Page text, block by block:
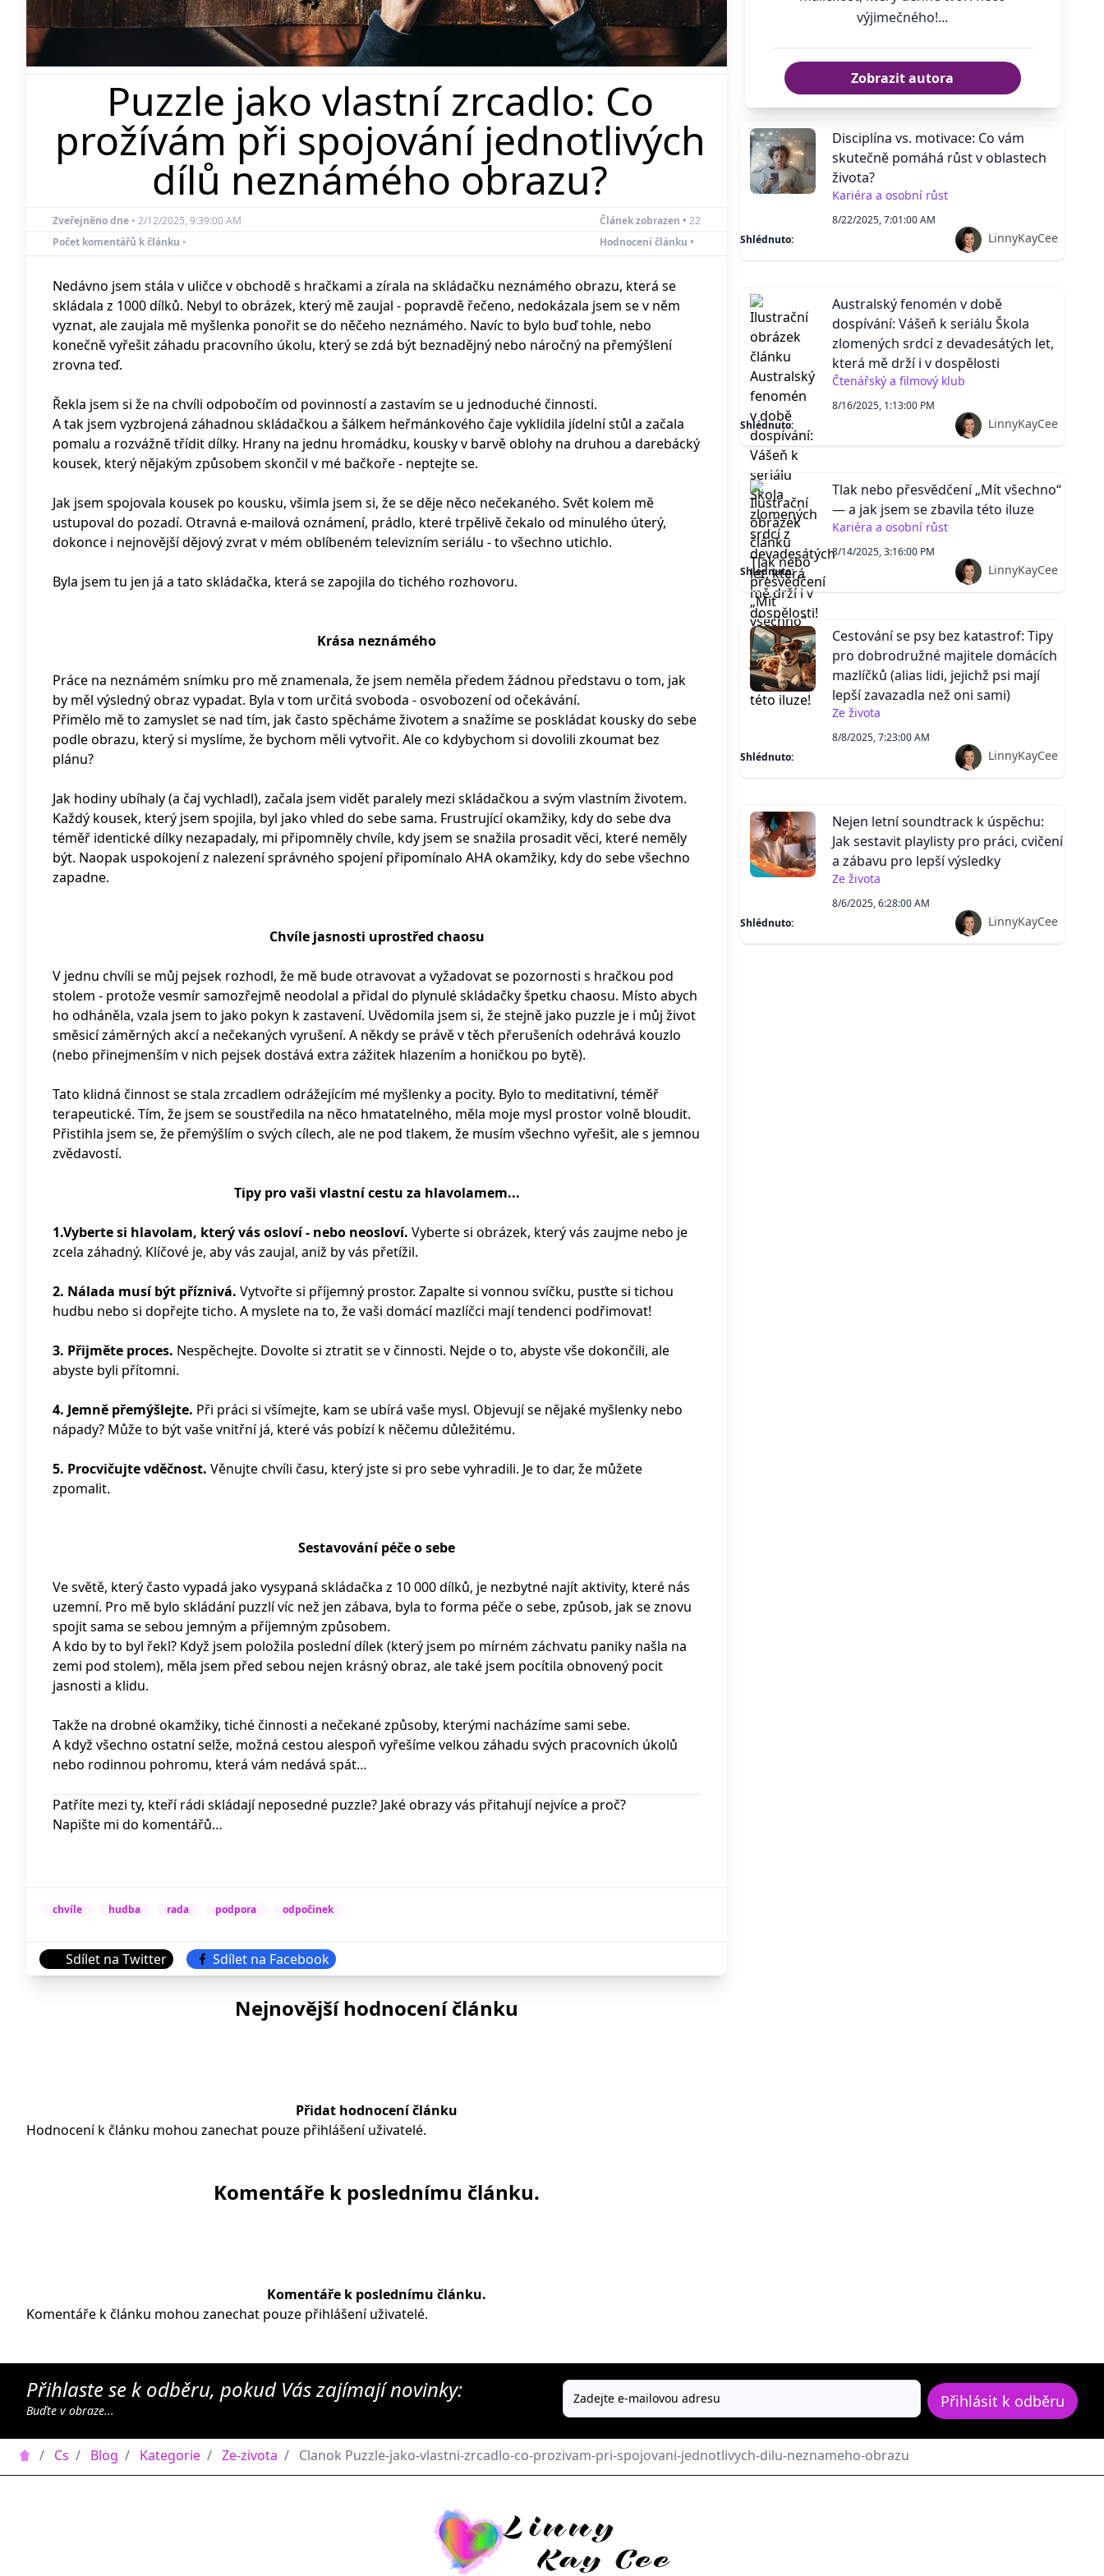
Puzzle jako vlastní zrcadlo: Co
prožívám při spojování jednotlivých
dílů neznámého obrazu?
Zveřejněno dne • 2/12/2025, 9:39:00 AM Článek zobrazen •22
Počet komentářů k článku • Hodnocení článku •
Nedávno jsem stála v uličce v obchodě s hračkami a zírala na skládačku neznámého obrazu, která se
skládala z 1000 dílků. Nebyl to obrázek, který mě zaujal - popravdě řečeno, nedokázala jsem se v něm
vyznat, ale zaujala mě myšlenka ponořit se do něčeho neznámého. Navíc to bylo buď tohle, nebo
konečně vyřešit záhadu pracovního úkolu, který se zdá být beznadějný nebo náročný na přemýšlení
zrovna teď.
Řekla jsem si že na chvíli odpobočím od povinností a zastavím se u jednoduché činnosti.
A tak jsem vyzbrojená záhadnou skládačkou a šálkem heřmánkového čaje vyklidila jídelní stůl a začala
pomalu a rozvážně třídit dílky. Hrany na jednu hromádku, kousky v barvě oblohy na druhou a darebácký
kousek, který nějakým způsobem skončil v mé bačkoře - neptejte se.
Jak jsem spojovala kousek po kousku, všimla jsem si, že se děje něco nečekaného. Svět kolem mě
ustupoval do pozadí. Otravná e-mailová oznámení, prádlo, které trpělivě čekalo od minulého úterý,
dokonce i nejnovější dějový zvrat v mém oblíbeném televizním seriálu - to všechno utichlo.
Byla jsem tu jen já a tato skládačka, která se zapojila do tichého rozhovoru.
Krása neznámého
Práce na neznámém snímku pro mě znamenala, že jsem neměla předem žádnou představu o tom, jak
by měl výsledný obraz vypadat. Byla v tom určitá svoboda - osvobození od očekávání.
Přimělo mě to zamyslet se nad tím, jak často spěcháme životem a snažíme se poskládat kousky do sebe
podle obrazu, který si myslíme, že bychom měli vytvořit. Ale co kdybychom si dovolili zkoumat bez
plánu?
Jak hodiny ubíhaly (a čaj vychladl), začala jsem vidět paralely mezi skládačkou a svým vlastním životem.
Každý kousek, který jsem spojila, byl jako vhled do sebe sama. Frustrující okamžiky, kdy do sebe dva
téměř identické dílky nezapadaly, mi připomněly chvíle, kdy jsem se snažila prosadit věci, které neměly
být. Naopak uspokojení z nalezení správného spojení připomínalo AHA okamžiky, kdy do sebe všechno
zapadne.
Chvíle jasnosti uprostřed chaosu
V jednu chvíli se můj pejsek rozhodl, že mě bude otravovat a vyžadovat se pozornosti s hračkou pod
stolem - protože vesmír samozřejmě neodolal a přidal do plynulé skládačky špetku chaosu. Místo abych
ho odháněla, vzala jsem to jako pokyn k zastavení. Uvědomila jsem si, že stejně jako puzzle je i můj život
směsicí záměrných akcí a nečekaných vyrušení. A někdy se právě v těch přerušeních odehrává kouzlo
(nebo přinejmenším v nich pejsek dostává extra zážitek hlazením a honičkou po bytě).
Tato klidná činnost se stala zrcadlem odrážejícím mé myšlenky a pocity. Bylo to meditativní, téměř
terapeutické. Tím, že jsem se soustředila na něco hmatatelného, měla moje mysl prostor volně bloudit.
Přistihla jsem se, že přemýšlím o svých cílech, ale ne pod tlakem, že musím všechno vyřešit, ale s jemnou
zvědavostí.
Tipy pro vaši vlastní cestu za hlavolamem...
1.Vyberte si hlavolam, který vás osloví - nebo neosloví. Vyberte si obrázek, který vás zaujme nebo je
zcela záhadný. Klíčové je, aby vás zaujal, aniž by vás přetížil.
2. Nálada musí být příznivá. Vytvořte si příjemný prostor. Zapalte si vonnou svíčku, pusťte si tichou
hudbu nebo si dopřejte ticho. A myslete na to, že vaši domácí mazlíčci mají tendenci podřimovat!
3. Přijměte proces. Nespěchejte. Dovolte si ztratit se v činnosti. Nejde o to, abyste vše dokončili, ale
abyste byli přítomni.
4. Jemně přemýšlejte. Při práci si všímejte, kam se ubírá vaše mysl. Objevují se nějaké myšlenky nebo
nápady? Může to být vaše vnitřní já, které vás pobízí k něčemu důležitému.
5. Procvičujte vděčnost. Věnujte chvíli času, který jste si pro sebe vyhradili. Je to dar, že můžete
zpomalit.
Sestavování péče o sebe
Ve světě, který často vypadá jako vysypaná skládačka z 10 000 dílků, je nezbytné najít aktivity, které nás
uzemní. Pro mě bylo skládání puzzlí víc než jen zábava, byla to forma péče o sebe, způsob, jak se znovu
spojit sama se sebou jemným a příjemným způsobem.
A kdo by to byl řekl? Když jsem položila poslední dílek (který jsem po mírném záchvatu paniky našla na
zemi pod stolem), měla jsem před sebou nejen krásný obraz, ale také jsem pocítila obnovený pocit
jasnosti a klidu.
Takže na drobné okamžiky, tiché činnosti a nečekané způsoby, kterými nacházíme sami sebe.
A když všechno ostatní selže, možná cestou alespoň vyřešíme velkou záhadu svých pracovních úkolů
nebo rodinnou pohromu, která vám nedává spát…
Patříte mezi ty, kteří rádi skládají neposedné puzzle? Jaké obrazy vás přitahují nejvíce a proč?
Napište mi do komentářů…
chvíle hudba rada podpora odpočinek
Sdílet na Twitter Sdílet na Facebook
Nejnovější hodnocení článku
Přidat hodnocení článku
Hodnocení k článku mohou zanechat pouze přihlášení uživatelé.
Komentáře k poslednímu článku.
Komentáře k poslednímu článku.
Komentáře k článku mohou zanechat pouze přihlášení uživatelé.
výjimečného!...
Zobrazit autora
Disciplína vs. motivace: Co vám
skutečně pomáhá růst v oblastech
života?
Kariéra a osobní růst
8/22/2025, 7:01:00 AM
Shlédnuto:
LinnyKayCee
Australský fenomén v době
dospívání: Vášeň k seriálu Škola
zlomených srdcí z devadesátých let,
která mě drží i v dospělosti
Čtenářský a filmový klub
8/16/2025, 1:13:00 PM
Shlédnuto:
LinnyKayCee
Tlak nebo přesvědčení „Mít všechno“
— a jak jsem se zbavila této iluze
Kariéra a osobní růst
8/14/2025, 3:16:00 PM
Shlédnuto:
LinnyKayCee
Cestování se psy bez katastrof: Tipy
pro dobrodružné majitele domácích
mazlíčků (alias lidi, jejichž psi mají
lepší zavazadla než oni sami)
Ze života
8/8/2025, 7:23:00 AM
Shlédnuto:
LinnyKayCee
Nejen letní soundtrack k úspěchu:
Jak sestavit playlisty pro práci, cvičení
a zábavu pro lepší výsledky
Ze života
8/6/2025, 6:28:00 AM
Shlédnuto:
LinnyKayCee
Přihlaste se k odběru, pokud Vás zajímají novinky:
Buďte v obraze... Přihlásit k odběru
/ Cs / Blog / Kategorie / Ze-zivota / Clanok Puzzle-jako-vlastni-zrcadlo-co-prozivam-pri-spojovani-jednotlivych-dilu-neznameho-obrazu